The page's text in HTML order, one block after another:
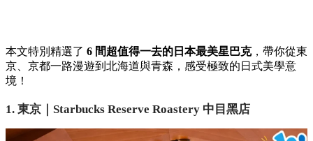
本文特別精選了 6 間超值得一去的日本最美星巴克，帶你從東
京、京都一路漫遊到北海道與青森，感受極致的日式美學意
境！
1. 東京｜Starbucks Reserve Roastery 中目黑店